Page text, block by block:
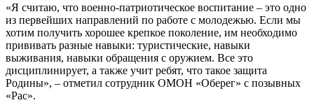
«Я считаю, что военно-патриотическое воспитание – это одно
из первейших направлений по работе с молодежью. Если мы
хотим получить хорошее крепкое поколение, им необходимо
прививать разные навыки: туристические, навыки
выживания, навыки обращения с оружием. Все это
дисциплинирует, а также учит ребят, что такое защита
Родины», – отметил сотрудник ОМОН «Оберег» с позывных
«Рас».